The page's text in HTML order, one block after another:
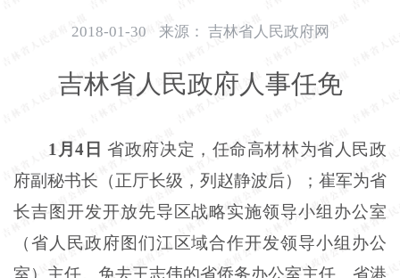
2018-01-30 来源： 吉林省人民政府网
吉林省人民政府人事任免
1月4日 省政府决定，任命高材林为省人民政
府副秘书长（正厅长级，列赵静波后）；崔军为省
长吉图开发开放先导区战略实施领导小组办公室
（省人民政府图们江区域合作开发领导小组办公
室）主任。免去王志伟的省侨务办公室主任、省港